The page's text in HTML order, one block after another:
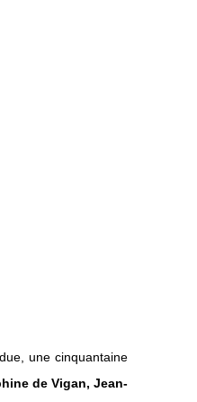
une cinquantaine
de Vigan, Jean-